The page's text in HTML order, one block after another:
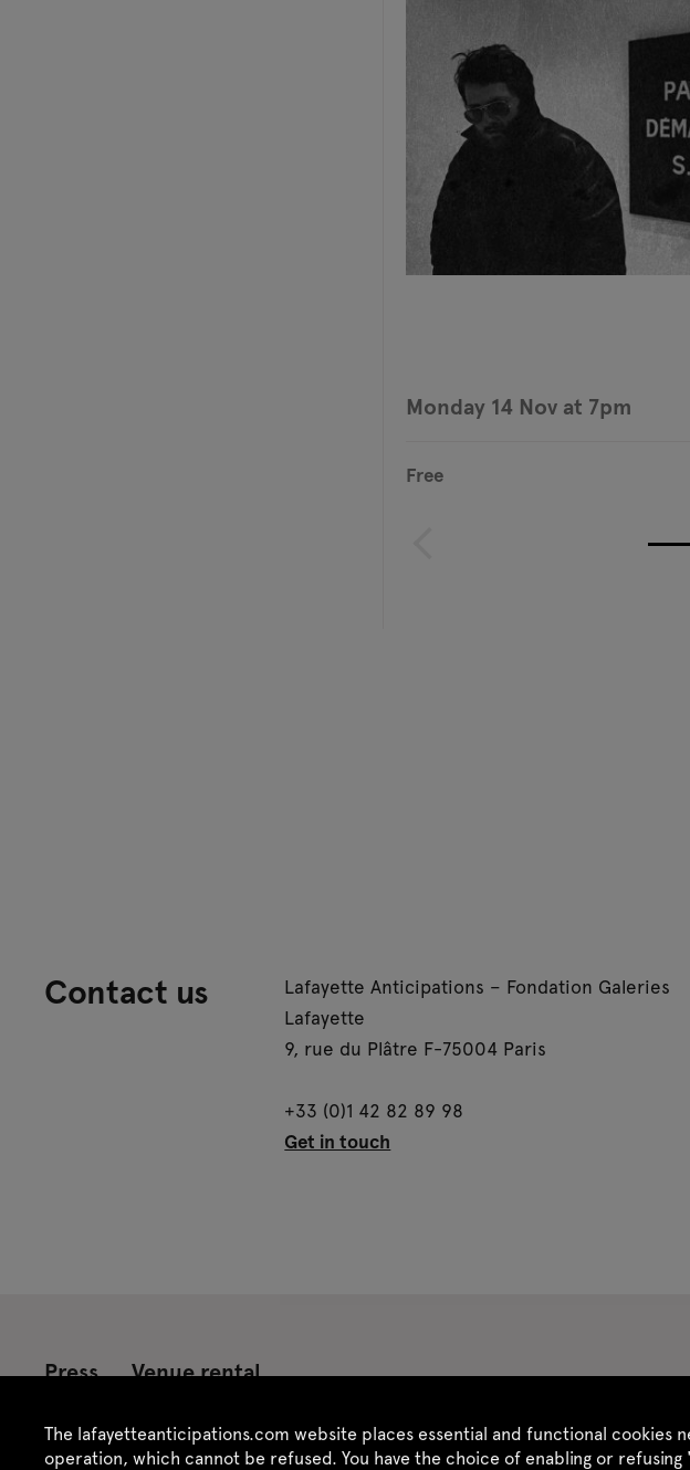
The lafayetteanticipations.com website places essential and functional cookies
operation, which cannot be refused. You have the choice of enabling or
Monday 14 Nov at 7pm
Free
Contact us
Lafayette Anticipations – Fondation Galeries
Lafayette
9, rue du Plâtre F-75004 Paris
+33 (0)1 42 82 89 98
Get in touch
Press Venue rental
Credits Legal notice Privacy policy CGU / CGV Site map